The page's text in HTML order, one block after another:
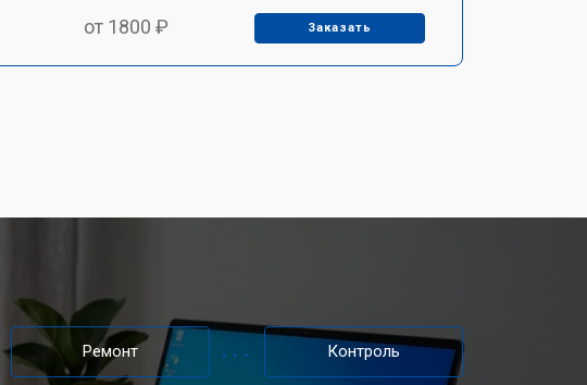
от 1800 ₽ Заказать
от 950 ₽ Заказать
Ремонт Контроль